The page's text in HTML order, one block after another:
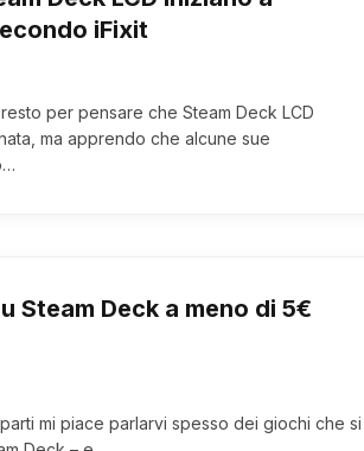
iFixit
per pensare che Steam Deck LCD
ma apprendo che alcune sue
Steam Deck a meno di 5€
mi piace parlarvi spesso dei giochi che si